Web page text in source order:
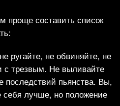
проще составить список
ругайте, не обвиняйте, не
с трезвым. Не выливайте
последствий пьянства. Вы,
себя лучше, но положение